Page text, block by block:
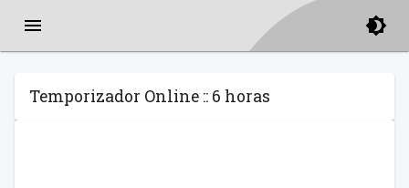
Temporizador Online :: 6 horas